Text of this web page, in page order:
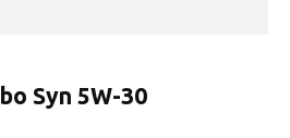
Syn 5W-30